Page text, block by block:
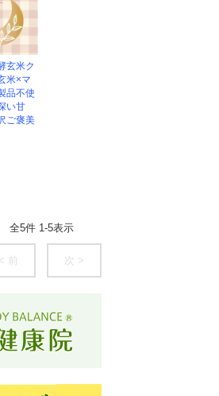
玄米ク
米×マ
品不使
い甘
ご褒美
全5件 1-5表示
< 前 次 >